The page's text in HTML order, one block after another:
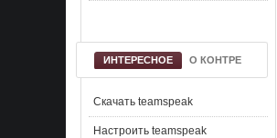
ИНТЕРЕСНОЕ О КОНТРЕ
Скачать teamspeak
Настроить teamspeak